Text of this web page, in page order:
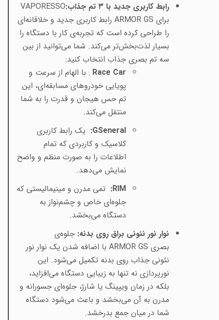
رابط کاربری جدید با ۳ تم جذاب
:
VAPORESSO
برایARMOR GS رابط کاربری جدید و خلاقانه‌ای
را طراحی کرده است که تجربه‌ی کار با دستگاه را
بسیار لذت‌بخش‌تر می‌کند. شما می‌توانید از بین
سه تم بصری جذاب انتخاب کنید:
Race Car : با الهام از سرعت و
پویایی خودروهای مسابقه‌ای، این
تم حس هیجان و قدرت را به شما
منتقل می‌کند.
:GSeneral یک رابط کاربری
کلاسیک و کاربردی که تمام
اطلاعات را به صورت منظم و واضح
نمایش می‌دهد.
:RIM تمی مدرن و مینیمالیستی که
جلوه‌ای خاص و چشم‌نواز به
دستگاه می‌بخشد.
نوار نور نئونی براق روی بدنه: جلوه‌ی
بصریARMOR GS با اضافه شدن یک نوار نور
نئونی جذاب روی بدنه تکمیل می‌شود. این
نورپردازی نه تنها به زیبایی دستگاه می‌افزاید،
بلکه در زمان ویپینگ یا شارژ، جلوه‌ای جسورانه و
مدرن به آن می‌بخشد و باعث می‌شود دستگاه
شما در میان جمع بدرخشد.